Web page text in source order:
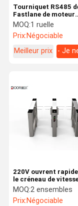
Tourniquet RS485
Fastlane de moteur
servo/contact sec
Cabinets de
mètre
MOQ:1 ruelle
Prix:Négociable
Meilleur prix
- Je
220V ouvrent
le créneau de
d'acier inoxydable du
temps 0.2S 304
MOQ:2 ensembles
Prix:Négociable